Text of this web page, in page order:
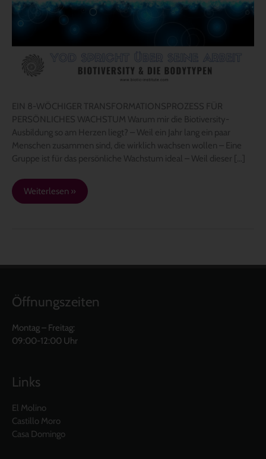
EIN 8-WÖCHIGER TRANSFORMATIONSPROZESS FÜR
PERSÖNLICHES WACHSTUM Warum mir die Biotiversity-
Ausbildung so am Herzen liegt? – Weil ein Jahr lang ein paar
Menschen zusammen sind, die wirklich wachsen wollen – Eine
Gruppe ist für das persönliche Wachstum ideal – Weil dieser […]
Weiterlesen »
Öffnungszeiten
Montag – Freitag:
09:00-12:00 Uhr
Links
El Molino
Castillo Moro
Casa Domingo